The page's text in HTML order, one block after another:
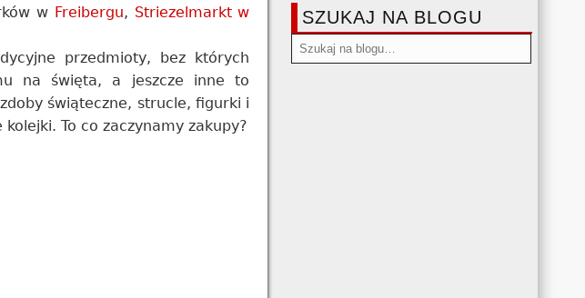
w Freibergu, Striezelmarkt w
przedmioty, bez których
na święta, a jeszcze inne to
świąteczne, strucle, figurki i
To co zaczynamy zakupy?
SZUKAJ NA BLOGU